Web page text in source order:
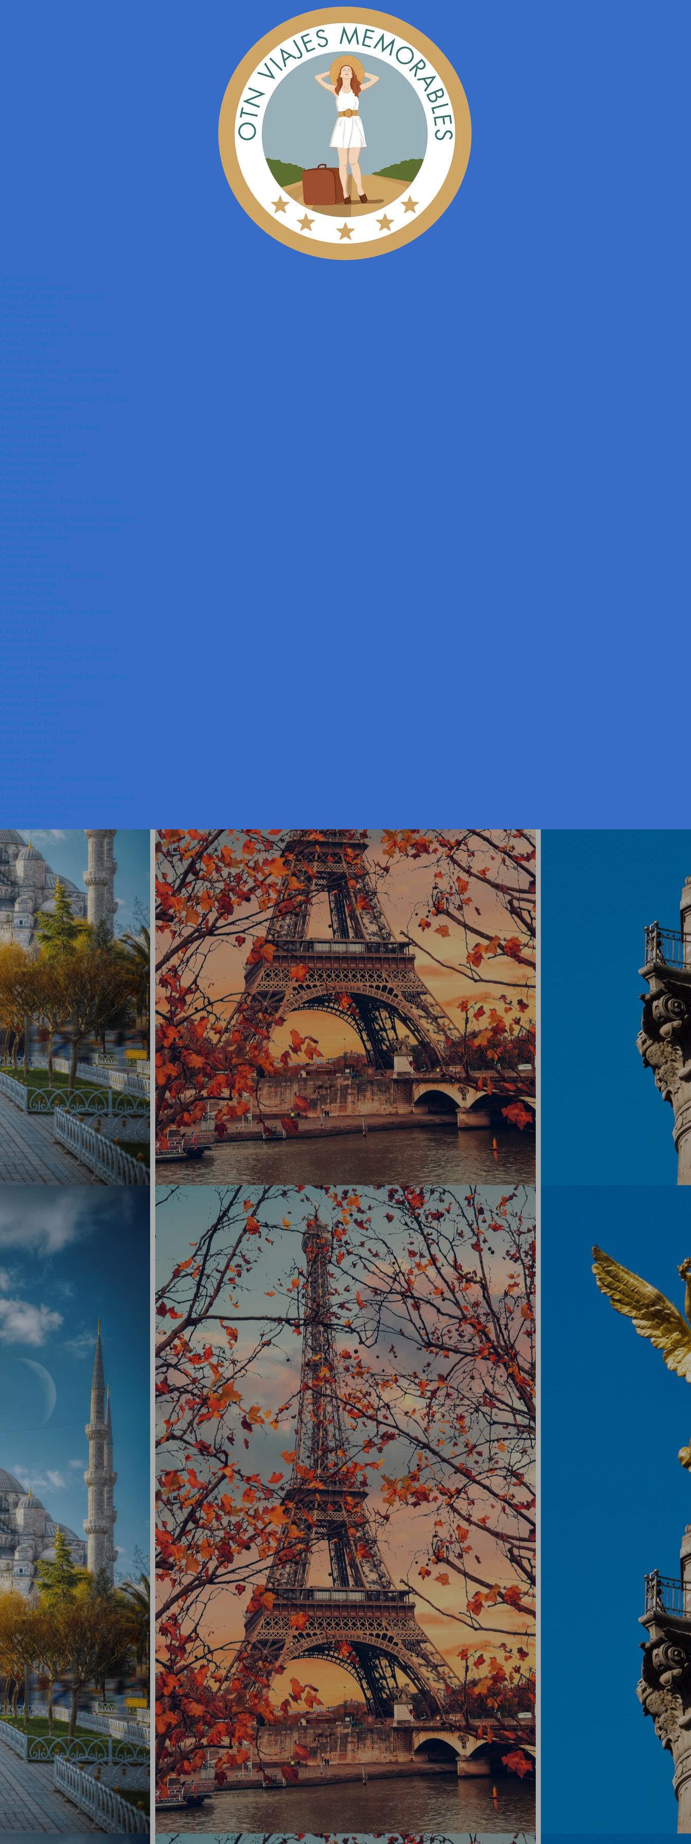
Quienes somos
Política de Privacidad
Políticas de Pago y Cancelación
Viaje a la medida
Salidas Grupales
Destinos en América
La Patagonia e Iguazú – Argentina
Cruce De Lagos
Lima y Cusco
Ciudad de México
Pueblos Mágicos en Día de Muertos
Destinos en Europa, Asia y África
Egipto y Dubái
Tailandia – Festival Farolillos Yee Peng
Mercaditos Navideños
Turquía y España
Tailandia, Camboya y Vietnam
Islandia y Londres
Bella Italia y Suiza
Países Nórdicos y Bálticos
Islas Griegas y Turquía
Egipto y Turquía
Egipto y Madrid
Reino Unido
Península Ibérica, España y Portugal
Kenia y Tanzania
Tailandia, Camboya, Vietnam y Singapur
Hoteles de Playa – Turismo Nacional
Viajes Empresariales
Contáctenos
Quienes somos
Política de Privacidad
Políticas de Pago y Cancelación
Viaje a la medida
Salidas Grupales
Destinos en América
La Patagonia e Iguazú – Argentina
Cruce De Lagos
Lima y Cusco
Ciudad de México
Pueblos Mágicos en Día de Muertos
Destinos en Europa, Asia y África
Egipto y Dubái
Tailandia – Festival Farolillos Yee Peng
Mercaditos Navideños
Turquía y España
Tailandia, Camboya y Vietnam
Islandia y Londres
Bella Italia y Suiza
Países Nórdicos y Bálticos
Islas Griegas y Turquía
Egipto y Turquía
Egipto y Madrid
Reino Unido
Península Ibérica, España y Portugal
Kenia y Tanzania
Tailandia, Camboya, Vietnam y Singapur
Hoteles de Playa – Turismo Nacional
Viajes Empresariales
Contáctenos